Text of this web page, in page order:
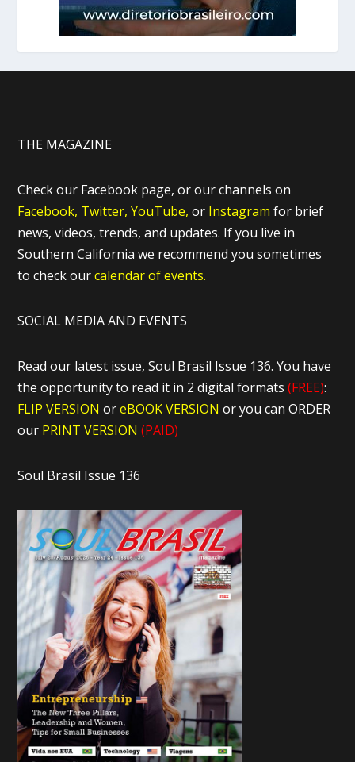
THE MAGAZINE
Check our Facebook page, or our channels on
Facebook, Twitter, YouTube, or Instagram for brief
news, videos, trends, and updates. If you live in
Southern California we recommend you sometimes
to check ourcalendar of events.
SOCIAL MEDIA AND EVENTS
Read our latest issue, Soul Brasil Issue 136. You have
the opportunity to read it in 2 digital formats(FREE):
FLIP VERSION oreBOOK VERSIONor you can ORDER
our PRINT VERSION (PAID)
Soul Brasil Issue 136